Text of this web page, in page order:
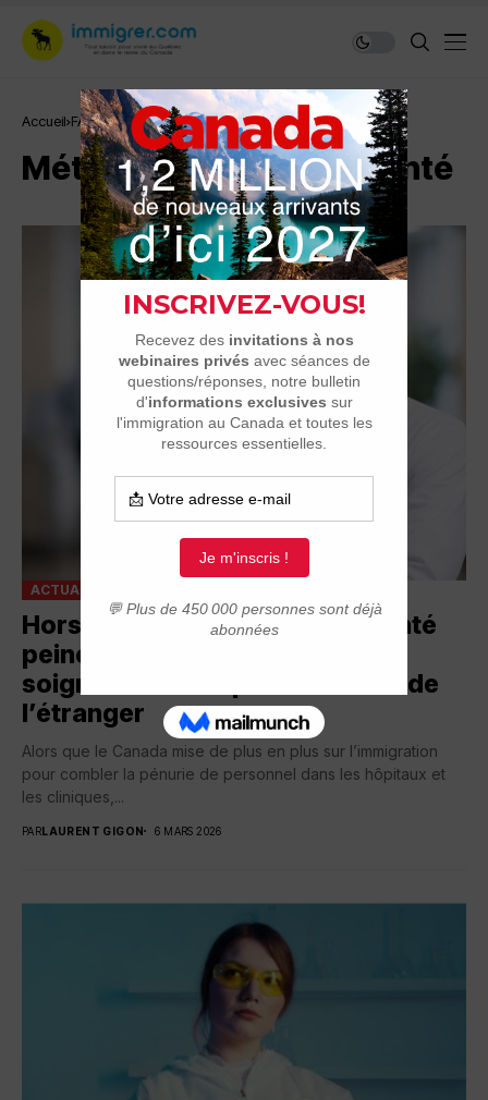
Accueil FAQ Métiers de biotech et santé
Métiers de biotech et santé
ACTUALITÉ
Hors Québec, le système de santé
peine encore à intégrer les
soignants francophones venus de
l’étranger
Alors que le Canada mise de plus en plus sur l’immigration
pour combler la pénurie de personnel dans les hôpitaux et
les cliniques,...
PAR LAURENT GIGON 6 MARS 2026